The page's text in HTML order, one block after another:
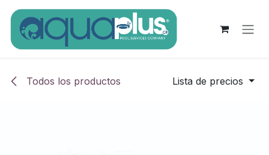
Ir al contenido
Todos los productos Lista de precios